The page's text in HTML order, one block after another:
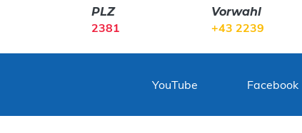
PLZ
2381
Vorwahl
+43 2239
YouTube Facebook